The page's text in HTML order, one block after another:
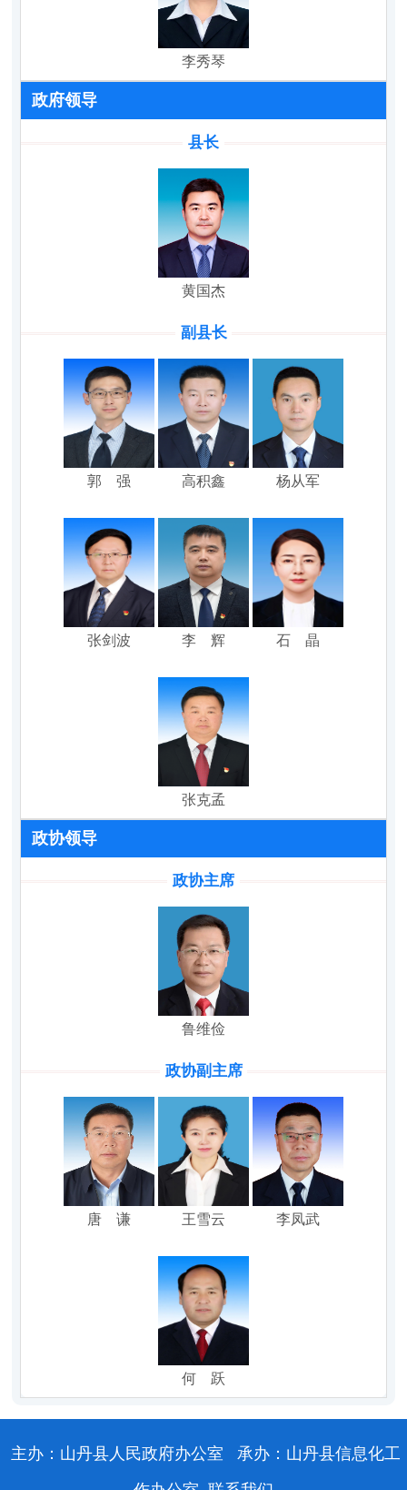
李秀琴
政府领导
县长
黄国杰
副县长
郭 强 高积鑫 杨从军
张剑波 李 辉 石 晶
张克孟
政协领导
政协主席
鲁维俭
政协副主席
唐 谦 王雪云 李凤武
何 跃
主办：山丹县人民政府办公室
承办：山丹县信息化工